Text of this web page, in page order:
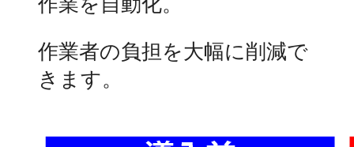
作業者の負担を大幅に削減で
きます。